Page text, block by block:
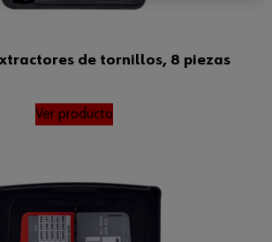
de tornillos, 8 piezas
Ver producto